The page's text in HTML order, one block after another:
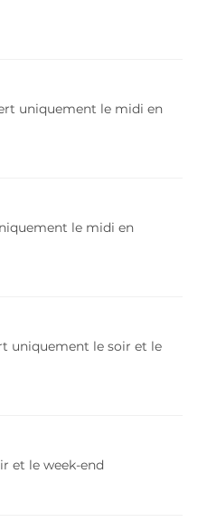
uniquement le midi en
le midi en
uniquement le soir et le
et le week-end